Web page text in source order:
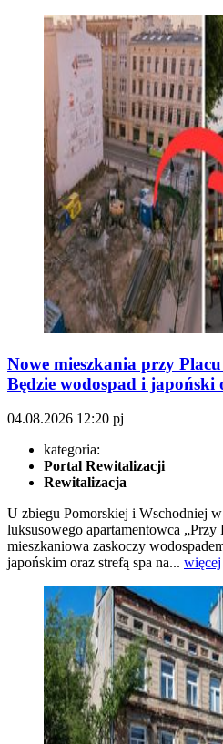
Nowe mieszkania przy
Będzie wodospad i
04.08.2026 12:20 pj
kategoria:
Portal Rewitalizacji
Rewitalizacja
U zbiegu Pomorskiej i Wschodniej
luksusowego apartamentowca
mieszkaniowa zaskoczy
japońskim oraz strefą spa na... więcej